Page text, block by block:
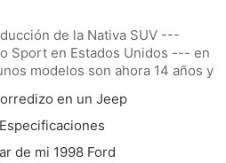
de la Nativa SUV ---
Sport en Estados Unidos --- en
modelos son ahora 14 años y
SUV para un divorcio o
en un Jeep
de mi 1998 Ford